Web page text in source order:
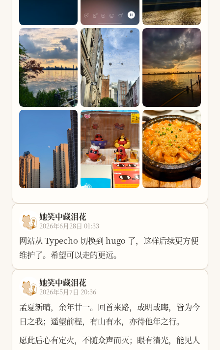
她笑中藏泪花
2026年6月28日 01:33
网站从 Typecho 切换到 hugo 了，这样后续更方便
维护了。希望可以走的更远。
她笑中藏泪花
2026年5月7日 20:36
孟夏新晴，余年廿一。回首来路，或明或晦，皆为今
日之我；遥望前程，有山有水，亦待他年之行。
愿此后心有定火，不随众声而灭；眼有清光，能见人